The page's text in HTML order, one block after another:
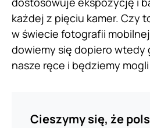
każdej z pięciu kamer. Czy
w świecie fotografii
dowiemy się dopiero
nasze ręce i będziemy
Cieszymy się, że